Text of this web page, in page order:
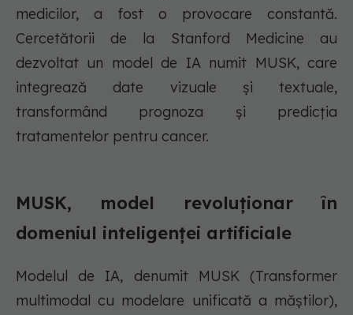
medicilor, a fost o provocare constantă.
Cercetătorii de la Stanford Medicine au
dezvoltat un model de IA numit MUSK, care
integrează date vizuale și textuale,
transformând prognoza și predicția
tratamentelor pentru cancer.
MUSK, model revoluționar în
domeniul inteligenței artificiale
Modelul de IA, denumit MUSK (Transformer
multimodal cu modelare unificată a măștilor),